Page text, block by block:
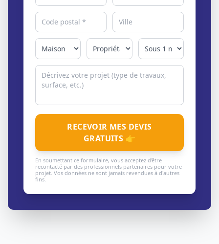
RECEVOIR MES DEVIS
GRATUITS 👉
En soumettant ce formulaire, vous acceptez d'être
recontacté par des professionnels partenaires pour votre
projet. Vos données ne sont jamais revendues à d'autres
fins.